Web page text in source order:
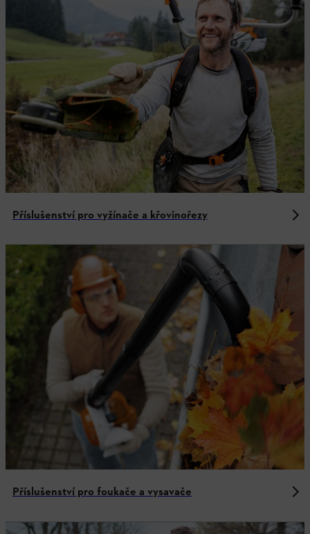
Příslušenství pro vyžínače a křovinořezy
Příslušenství pro foukače a vysavače